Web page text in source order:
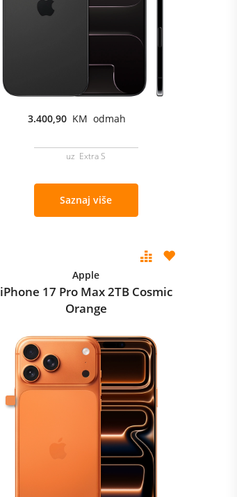
3.400,90 KM odmah
uz Extra S
Saznaj više
Apple
iPhone 17 Pro Max 2TB Cosmic
Orange